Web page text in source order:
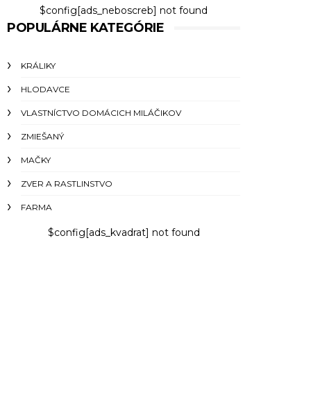
$config[ads_neboscreb] not found
POPULÁRNE KATEGÓRIE
KRÁLIKY
HLODAVCE
VLASTNÍCTVO DOMÁCICH MILÁČIKOV
ZMIEŠANÝ
MAČKY
ZVER A RASTLINSTVO
FARMA
$config[ads_kvadrat] not found